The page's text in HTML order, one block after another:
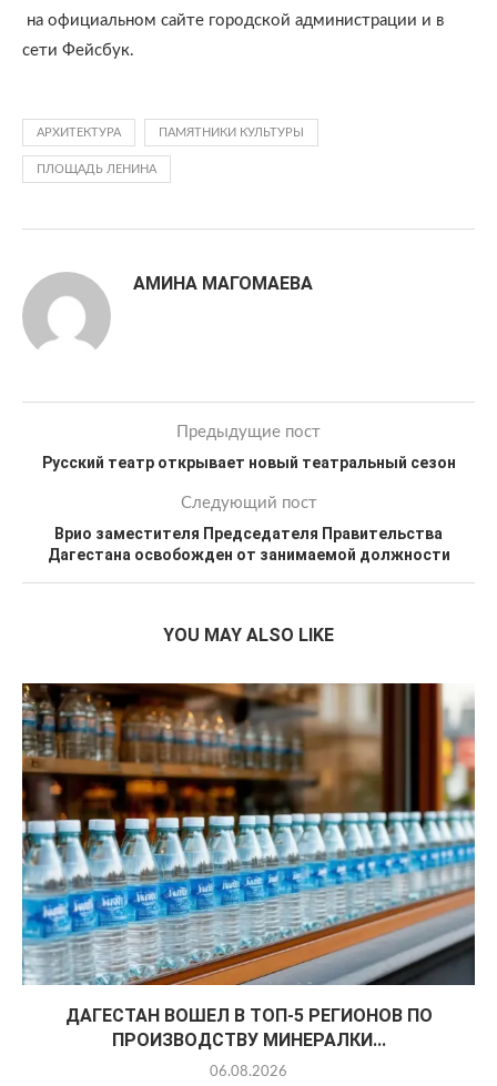
на официальном сайте городской администрации и в
сети Фейсбук.
АРХИТЕКТУРА ПАМЯТНИКИ КУЛЬТУРЫ
ПЛОЩАДЬ ЛЕНИНА
АМИНА МАГОМАЕВА
Предыдущие пост
Русский театр открывает новый театральный сезон
Следующий пост
Врио заместителя Председателя Правительства
Дагестана освобожден от занимаемой должности
YOU MAY ALSO LIKE
ДАГЕСТАН ВОШЕЛ В ТОП-5 РЕГИОНОВ ПО
ПРОИЗВОДСТВУ МИНЕРАЛКИ...
06.08.2026